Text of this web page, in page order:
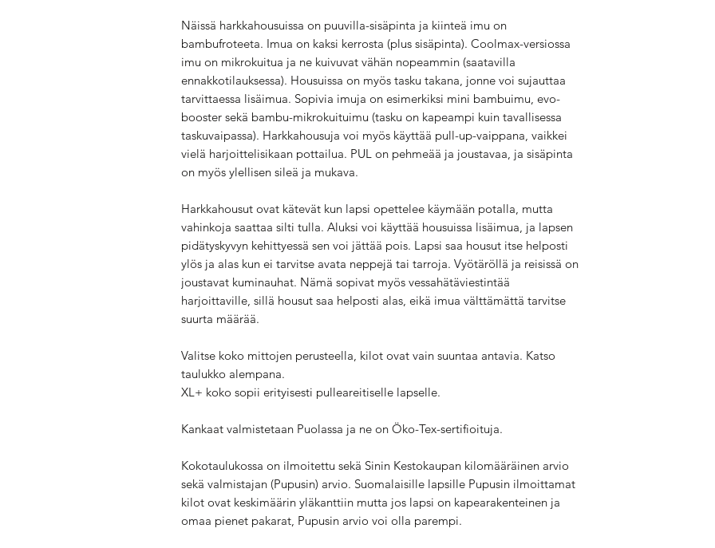
Näissä harkkahousuissa on puuvilla-sisäpinta ja kiinteä imu on
bambufroteeta. Imua on kaksi kerrosta (plus sisäpinta). Coolmax-versiossa
imu on mikrokuitua ja ne kuivuvat vähän nopeammin (saatavilla
ennakkotilauksessa). Housuissa on myös tasku takana, jonne voi sujauttaa
tarvittaessa lisäimua. Sopivia imuja on esimerkiksi mini bambuimu, evo-
booster sekä bambu-mikrokuituimu (tasku on kapeampi kuin tavallisessa
taskuvaipassa). Harkkahousuja voi myös käyttää pull-up-vaippana, vaikkei
vielä harjoittelisikaan pottailua. PUL on pehmeää ja joustavaa, ja sisäpinta
on myös ylellisen sileä ja mukava.
Harkkahousut ovat kätevät kun lapsi opettelee käymään potalla, mutta
vahinkoja saattaa silti tulla. Aluksi voi käyttää housuissa lisäimua, ja lapsen
pidätyskyvyn kehittyessä sen voi jättää pois. Lapsi saa housut itse helposti
ylös ja alas kun ei tarvitse avata neppejä tai tarroja. Vyötäröllä ja reisissä on
joustavat kuminauhat. Nämä sopivat myös vessahätäviestintää
harjoittaville, sillä housut saa helposti alas, eikä imua välttämättä tarvitse
suurta määrää.
Valitse koko mittojen perusteella, kilot ovat vain suuntaa antavia. Katso
taulukko alempana.
XL+ koko sopii erityisesti pulleareitiselle lapselle.
Kankaat valmistetaan Puolassa ja ne on Öko-Tex-sertifioituja.
Kokotaulukossa on ilmoitettu sekä Sinin Kestokaupan kilomääräinen arvio
sekä valmistajan (Pupusin) arvio. Suomalaisille lapsille Pupusin ilmoittamat
kilot ovat keskimäärin yläkanttiin mutta jos lapsi on kapearakenteinen ja
omaa pienet pakarat, Pupusin arvio voi olla parempi.